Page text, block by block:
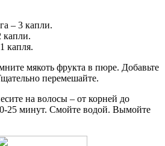
– 3 капли.
капли.
капля.
мякоть фрукта в пюре. Добавьте
перемешайте.
на волосы – от корней до
25 минут. Смойте водой. Вымойте